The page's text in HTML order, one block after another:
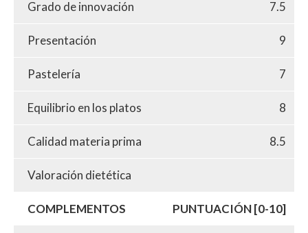
Grado de innovación 7.5
Presentación 9
Pastelería 7
Equilibrio en los platos 8
Calidad materia prima 8.5
Valoración dietética
COMPLEMENTOS PUNTUACIÓN [0-10]